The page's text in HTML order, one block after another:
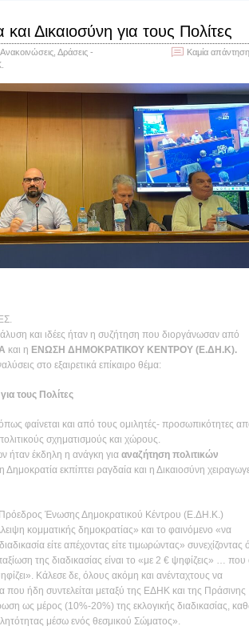
Δικαιοσύνη για τους Πολίτες
Δράσεις -
Καμία
και ιδέες ήταν η συζήτηση που διοργάνωσαν από
και η ΕΝΩΣΗ ΔΗΜΟΚΡΑΤΙΚΟΥ ΚΕΝΤΡΟΥ (Ε.ΔΗ.Κ).
στο εξαιρετικά επίκαιρο θέμα:
τους Πολίτες
φαίνεται και από τους ομιλητές- προσωπικότητες
σχηματισμούς και χώρους.
ήταν έκδηλη η ανάγκη για αναζήτηση πολιτικών
εκπίπτει ραγδαία και η Δικαιοσύνη
Ένωσης Δημοκρατικού Κέντρου (Ε.ΔΗ.Κ.)
κομματικής δημοκρατίας» και το φαινόμενο «να
είτε απέχοντας είτε τιμωρώντας» συνεχίζοντας
της διαδικασίας είναι το «με 2 € ψηφίζεις» … που
Κάλεσε δε, όλους ακόμη και ανένταχτους να
που ήδη συντελείται μεταξύ της ΕΔΗΚ και της Πράσινης
ως μέρος (10%-20%) της εκλογικής διαδικασίας,
μέσω ενός θεσμικού Σώματος».